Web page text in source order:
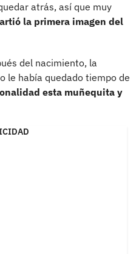
atrás, así que muy
la primera imagen del
del nacimiento, la
le había quedado tiempo de
esta muñequita y